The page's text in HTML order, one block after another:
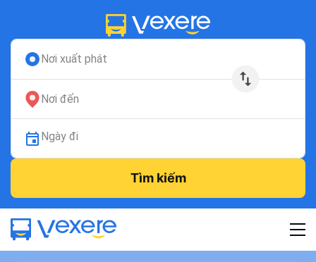
Nơi xuất phát
Nơi đến
Ngày đi
Tìm kiếm